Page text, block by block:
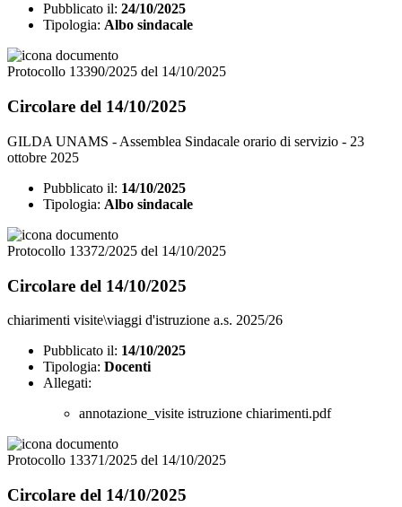
Pubblicato il: 24/10/2025
Tipologia: Albo sindacale
Protocollo 13390/2025 del 14/10/2025
Circolare del 14/10/2025
GILDA UNAMS - Assemblea Sindacale orario di servizio - 23
ottobre 2025
Pubblicato il: 14/10/2025
Tipologia: Albo sindacale
Protocollo 13372/2025 del 14/10/2025
Circolare del 14/10/2025
chiarimenti visite\viaggi d'istruzione a.s. 2025/26
Pubblicato il: 14/10/2025
Tipologia: Docenti
Allegati:
annotazione_visite istruzione chiarimenti.pdf
Protocollo 13371/2025 del 14/10/2025
Circolare del 14/10/2025